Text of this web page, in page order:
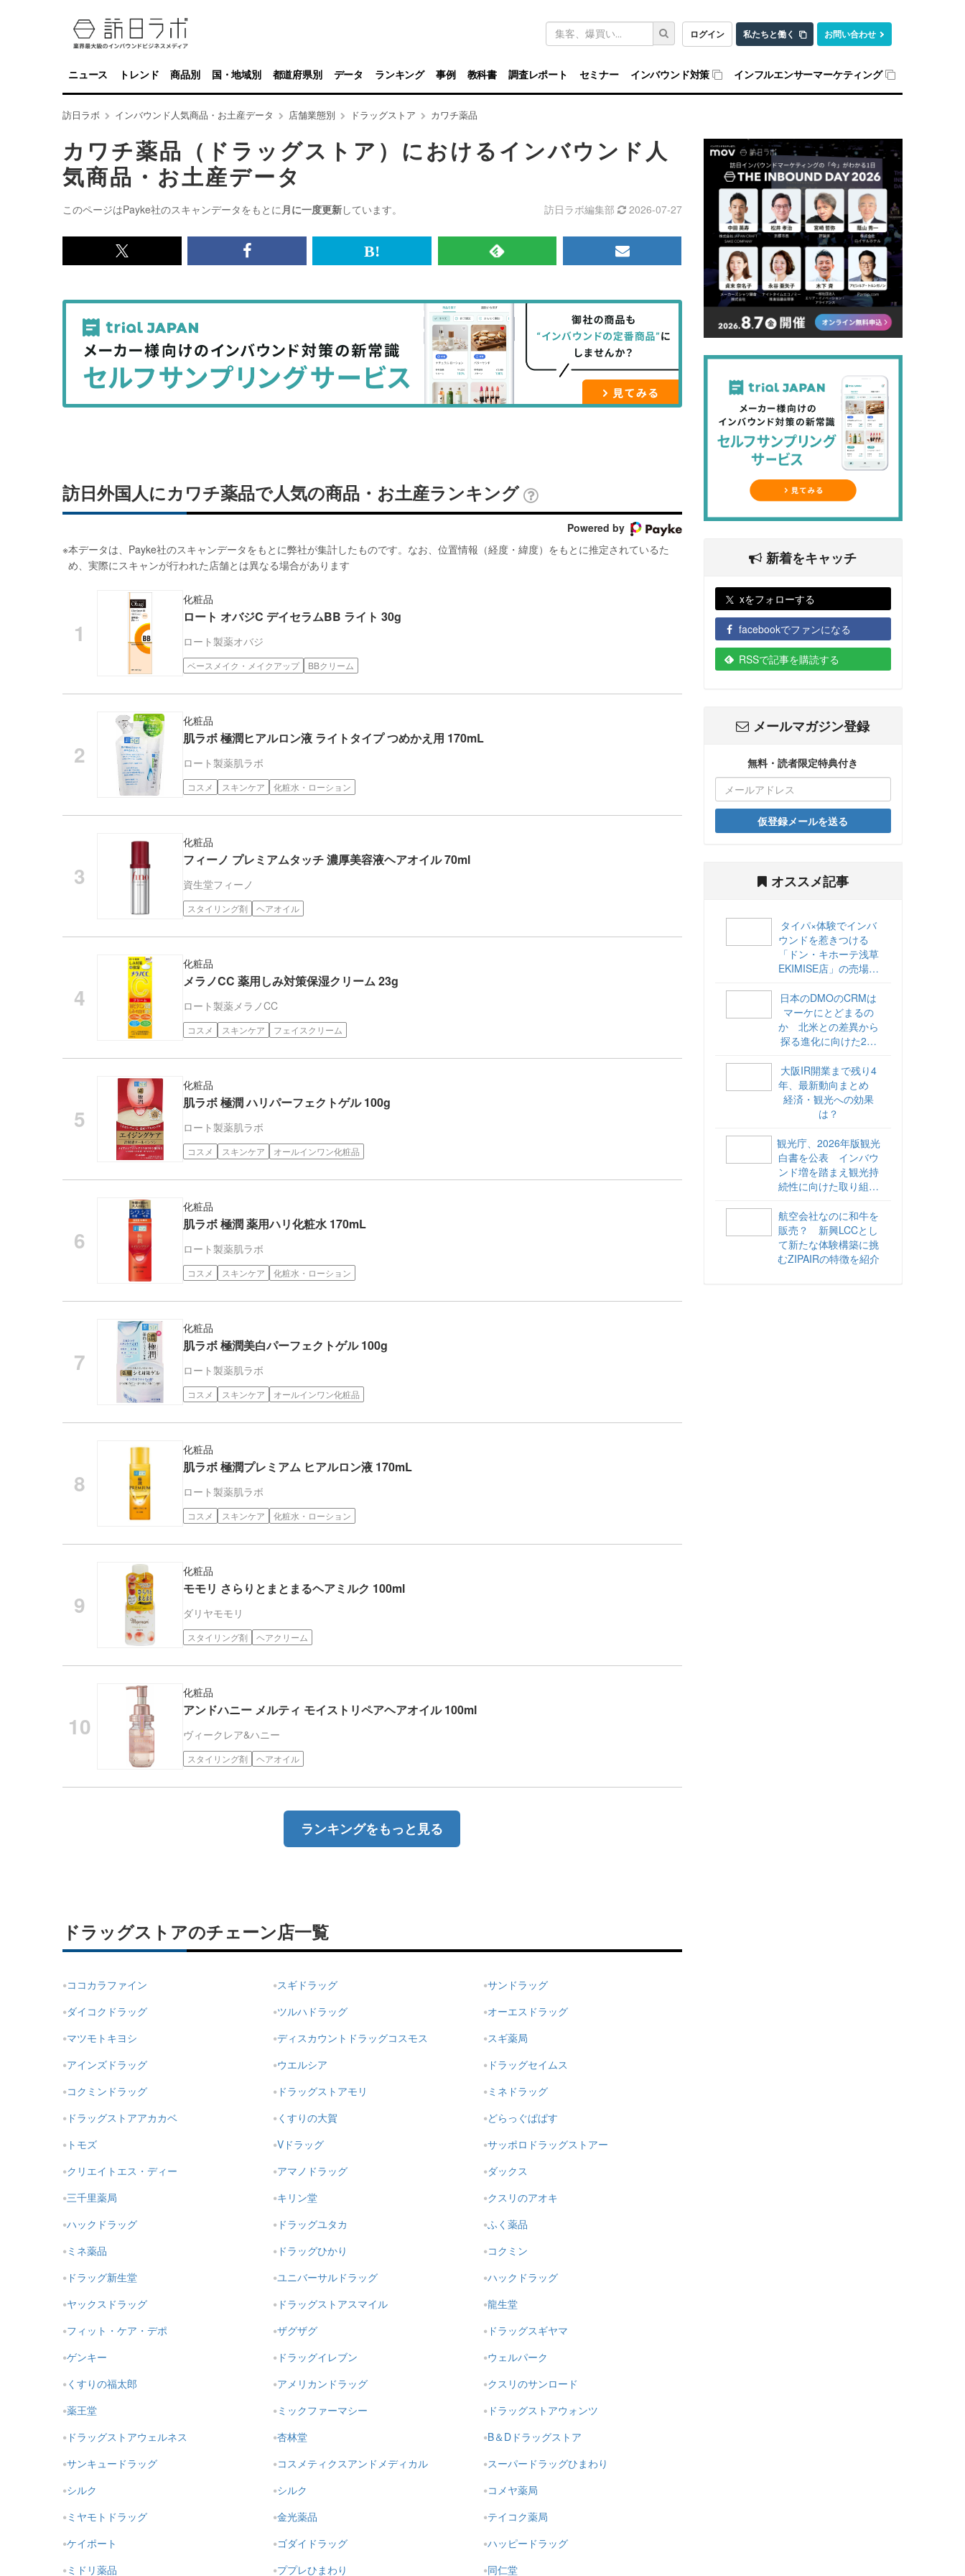
ログイン 私たちと働く お問い合わせ
キ
ワ
ド
検
索
ニュース トレンド 商品別 国・地域別 都道府県別 データ ランキング 事例 教科書 調査レポート セミナー インバウンド対策 インフルエンサーマーケティング
訪日ラボ インバウンド人気商品・お土産データ 店舗業態別 ドラッグストア カワチ薬品
カワチ薬品（ドラッグストア）におけるインバウンド人
気商品・お土産データ
このページはPayke社のスキャンデータをもとに月に一度更新しています。 訪日ラボ編集部 2026-07-27
x<br>
記
事
を
シ
ェ
Facebook<br>
記
を
シ
ェ
は
な
ッ
ク
マ
追
加
RSS
記
事
を
購
読
メ
マ
ガ
登
録
す
訪日外国人にカワチ薬品で人気の商品・お土産ランキング
Powered by
※本データは、Payke社のスキャンデータをもとに弊社が集計したものです。なお、位置情報（経度・緯度）をもとに推定されているた
め、実際にスキャンが行われた店舗とは異なる場合があります
化粧品
ロート オバジC デイセラムBB ライト 30g
ロート製薬オバジ
ベースメイク・メイクアップ BBクリーム
化粧品
肌ラボ 極潤ヒアルロン液 ライトタイプ つめかえ用 170mL
ロート製薬肌ラボ
コスメ スキンケア 化粧水・ローション
化粧品
フィーノ プレミアムタッチ 濃厚美容液ヘアオイル 70ml
資生堂フィーノ
スタイリング剤 ヘアオイル
化粧品
メラノCC 薬用しみ対策保湿クリーム 23g
ロート製薬メラノCC
コスメ スキンケア フェイスクリーム
化粧品
肌ラボ 極潤 ハリパーフェクトゲル 100g
ロート製薬肌ラボ
コスメ スキンケア オールインワン化粧品
化粧品
肌ラボ 極潤 薬用ハリ化粧水 170mL
ロート製薬肌ラボ
コスメ スキンケア 化粧水・ローション
化粧品
肌ラボ 極潤美白パーフェクトゲル 100g
ロート製薬肌ラボ
コスメ スキンケア オールインワン化粧品
化粧品
肌ラボ 極潤プレミアム ヒアルロン液 170mL
ロート製薬肌ラボ
コスメ スキンケア 化粧水・ローション
化粧品
モモリ さらりとまとまるヘアミルク 100ml
ダリヤモモリ
スタイリング剤 ヘアクリーム
化粧品
アンドハニー メルティ モイストリペアヘアオイル 100ml
ヴィークレア&ハニー
スタイリング剤 ヘアオイル
ランキングをもっと見る
ドラッグストアのチェーン店一覧
ココカラファイン スギドラッグ
サンドラッグ
ダイコクドラッグ
ツルハドラッグ
オーエスドラッグ
マツモトキヨシ
ディスカウントドラッグコスモス
スギ薬局
アインズドラッグ
ウエルシア
ドラッグセイムス
コクミンドラッグ
ドラッグストアモリ
ミネドラッグ
ドラッグストアアカカベ
くすりの大賀
どらっぐぱぱす
トモズ
Vドラッグ
サッポロドラッグストアー
クリエイトエス・ディー
アマノドラッグ
ダックス
三千里薬局
キリン堂
クスリのアオキ
ハックドラッグ
ドラッグユタカ
ふく薬品
ミネ薬品
ドラッグひかり
コクミン
ドラッグ新生堂
ユニバーサルドラッグ
ハックドラッグ
ヤックスドラッグ
ドラッグストアスマイル
龍生堂
フィット・ケア・デポ
ザグザグ
ドラッグスギヤマ
ゲンキー
ドラッグイレブン
ウェルパーク
くすりの福太郎
アメリカンドラッグ
クスリのサンロード
薬王堂
ミックファーマシー
ドラッグストアウォンツ
ドラッグストアウェルネス
杏林堂
B＆Dドラッグストア
サンキュードラッグ
コスメティクスアンドメディカル
スーパードラッグひまわり
シルク
シルク
コメヤ薬局
ミヤモトドラッグ
金光薬品
テイコク薬局
ケイポート
ゴダイドラッグ
ハッピードラッグ
ミドリ薬品
ププレひまわり 同仁堂
新着をキャッチ
xをフォローする
facebookでファンになる
RSSで記事を購読する
メールマガジン登録
無料・読者限定特典付き
仮登録メールを送る
オススメ記事
タイパ×体験でインバ
ウンドを惹きつける
「ドン・キホーテ浅草
EKIMISE店」の売場づ
日本のDMOのCRMは
マーケにとどまるの
か 北米との差異から
探る進化に向けた2ス
海外DMOのリアル
vol.6】
大阪IR開業まで残り4
年、最新動向まとめ
経済・観光への効果
は？
観光庁、2026年版観光
白書を公表 インバウ
ンド増を踏まえ観光持
続性に向けた取り組み
航空会社なのに和牛を
販売？ 新興LCCとし
て新たな体験構築に挑
むZIPAIRの特徴を紹介